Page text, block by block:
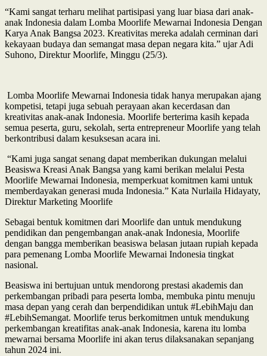
“Kami sangat terharu melihat partisipasi yang luar biasa dari anak-
anak Indonesia dalam Lomba Moorlife Mewarnai Indonesia Dengan
Karya Anak Bangsa 2023. Kreativitas mereka adalah cerminan dari
kekayaan budaya dan semangat masa depan negara kita.” ujar Adi
Suhono, Direktur Moorlife, Minggu (25/3).
Lomba Moorlife Mewarnai Indonesia tidak hanya merupakan ajang
kompetisi, tetapi juga sebuah perayaan akan kecerdasan dan
kreativitas anak-anak Indonesia. Moorlife berterima kasih kepada
semua peserta, guru, sekolah, serta entrepreneur Moorlife yang telah
berkontribusi dalam kesuksesan acara ini.
“Kami juga sangat senang dapat memberikan dukungan melalui
Beasiswa Kreasi Anak Bangsa yang kami berikan melalui Pesta
Moorlife Mewarnai Indonesia, memperkuat komitmen kami untuk
memberdayakan generasi muda Indonesia.” Kata Nurlaila Hidayaty,
Direktur Marketing Moorlife
Sebagai bentuk komitmen dari Moorlife dan untuk mendukung
pendidikan dan pengembangan anak-anak Indonesia, Moorlife
dengan bangga memberikan beasiswa belasan jutaan rupiah kepada
para pemenang Lomba Moorlife Mewarnai Indonesia tingkat
nasional.
Beasiswa ini bertujuan untuk mendorong prestasi akademis dan
perkembangan pribadi para peserta lomba, membuka pintu menuju
masa depan yang cerah dan berpendidikan untuk #LebihMaju dan
#LebihSemangat. Moorlife terus berkomitmen untuk mendukung
perkembangan kreatifitas anak-anak Indonesia, karena itu lomba
mewarnai bersama Moorlife ini akan terus dilaksanakan sepanjang
tahun 2024 ini.